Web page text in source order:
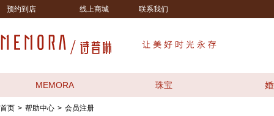
预约到店 线上商城 联系我们
MEMORA 珠宝
首页 > 帮助中心 > 会员注册